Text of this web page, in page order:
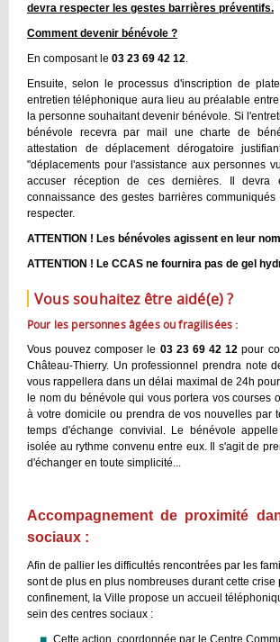
devra respecter les gestes barrières préventifs.
Comment devenir bénévole ?
En composant le 03 23 69 42 12
Ensuite, selon le processus d'inscription de
entretien téléphonique aura lieu au préalable
la personne souhaitant devenir bénévole. Si
bénévole recevra par mail une charte de
attestation de déplacement dérogatoire
"déplacements pour l'assistance aux personnes
accuser réception de ces dernières. Il devra
connaissance des gestes barrières
respecter.
ATTENTION ! Les bénévoles agissent en leur
ATTENTION ! Le CCAS ne fournira pas de gel
Vous souhaitez être aidé(e) ?
Pour les personnes âgées ou fragilisées :
Vous pouvez composer le 03 23 69 42 12 pour
Château-Thierry. Un professionnel prendra note
vous rappellera dans un délai maximal de 24h
le nom du bénévole qui vous portera vos courses
à votre domicile ou prendra de vos nouvelles par
temps d'échange convivial. Le bénévole
isolée au rythme convenu entre eux. Il s'agit de
d'échanger en toute simplicité...
Accompagnement de proximité
sociaux :
Afin de pallier les difficultés rencontrées par les
sont de plus en plus nombreuses durant cette crise
confinement, la Ville propose un accueil
sein des centres sociaux :
Cette action, coordonnée par le Centre